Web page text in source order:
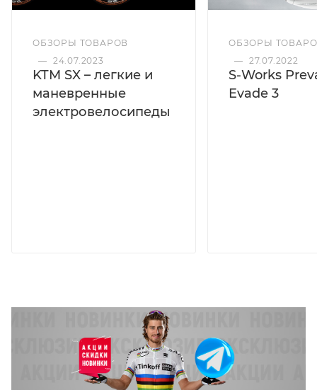
ОБЗОРЫ ТОВАРОВ
— 24.07.2023
KTM SX – легкие и
маневренные
электровелосипеды
ОБЗОРЫ
— 27.07.2022
S-Works
Evade 3